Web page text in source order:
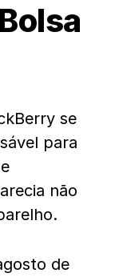
se
para
não
de